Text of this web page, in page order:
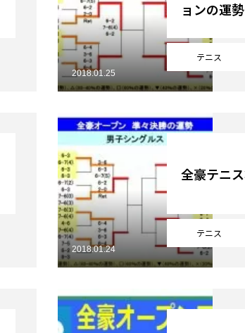
テニス
ョンの運勢
2018.01.25
テニス
全豪テニ
2018.01.24